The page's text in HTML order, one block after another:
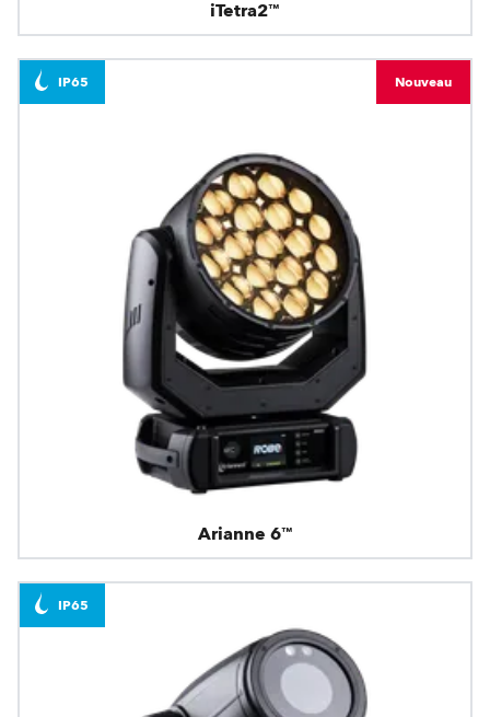
iTetra2™
Arianne 6™
IP65 Nouveau
IP65